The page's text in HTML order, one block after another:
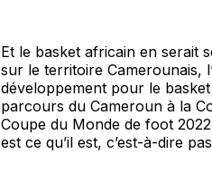
Et le basket africain en serait
sur le territoire Camerounais,
développement pour le
parcours du Cameroun à la
Coupe du Monde de foot
est ce qu’il est, c’est-à-dire